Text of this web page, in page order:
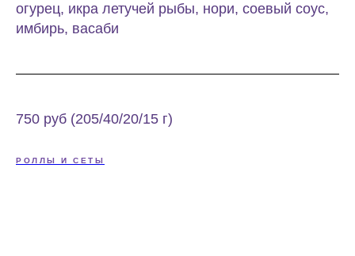
огурец, икра летучей рыбы, нори, соевый соус,
имбирь, васаби
750 руб (205/40/20/15 г)
РОЛЛЫ И СЕТЫ